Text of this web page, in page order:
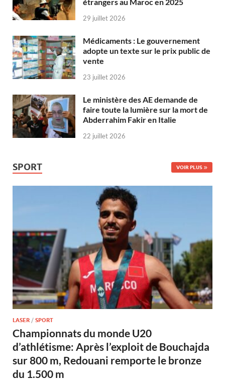
29 juillet 2026
Médicaments : Le gouvernement
adopte un texte sur le prix public de
vente
23 juillet 2026
Le ministère des AE demande de
faire toute la lumière sur la mort de
Abderrahim Fakir en Italie
22 juillet 2026
SPORT VOIR PLUS
LASER / SPORT
Championnats du monde U20
d’athlétisme: Après l’exploit de Bouchajda
sur 800 m, Redouani remporte le bronze
du 1.500 m